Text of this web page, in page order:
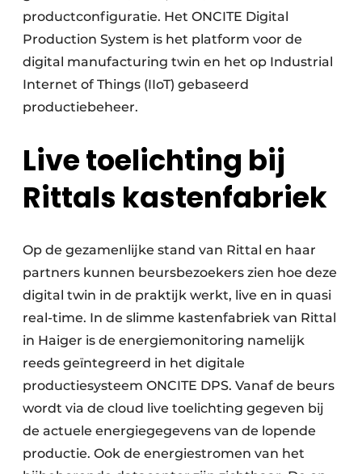
productconfiguratie. Het ONCITE Digital
Production System is het platform voor de
digital manufacturing twin en het op Industrial
Internet of Things (IIoT) gebaseerd
productiebeheer.
Live toelichting bij
Rittals kastenfabriek
Op de gezamenlijke stand van Rittal en haar
partners kunnen beursbezoekers zien hoe deze
digital twin in de praktijk werkt, live en in quasi
real-time. In de slimme kastenfabriek van Rittal
in Haiger is de energiemonitoring namelijk
reeds geïntegreerd in het digitale
productiesysteem ONCITE DPS. Vanaf de beurs
wordt via de cloud live toelichting gegeven bij
de actuele energiegegevens van de lopende
productie. Ook de energiestromen van het